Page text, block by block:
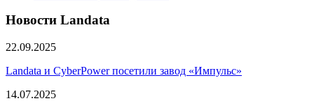
Новости Landata
22.09.2025
Landata и CyberPower посетили завод «Импульс»
14.07.2025